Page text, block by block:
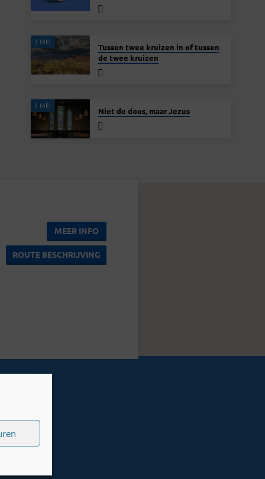
3 MEI
Tussen twee kruizen in of tussen
de twee kruizen
2 MEI
Niet de doos, maar Jezus
MEER INFO
ROUTE BESCHRIJVING